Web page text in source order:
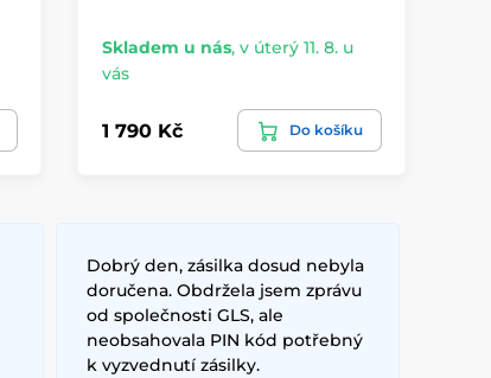
Skladem u nás, v úterý 11. 8. u
vás
1 790 Kč Do košíku
Dobrý den, zásilka dosud nebyla
doručena. Obdržela jsem zprávu
od společnosti GLS, ale
neobsahovala PIN kód potřebný
k vyzvednutí zásilky.